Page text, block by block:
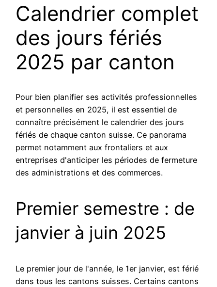
Calendrier complet
des jours fériés
2025 par canton
Pour bien planifier ses activités professionnelles
et personnelles en 2025, il est essentiel de
connaître précisément le calendrier des jours
fériés de chaque canton suisse. Ce panorama
permet notamment aux frontaliers et aux
entreprises d'anticiper les périodes de fermeture
des administrations et des commerces.
Premier semestre : de
janvier à juin 2025
Le premier jour de l'année, le 1er janvier, est férié
dans tous les cantons suisses. Certains cantons